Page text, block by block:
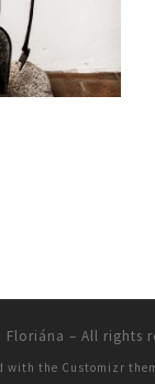
Floriána – All rights
with the Customizr